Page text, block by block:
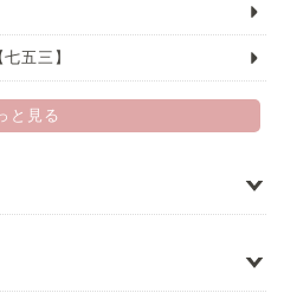
五三】
と見る